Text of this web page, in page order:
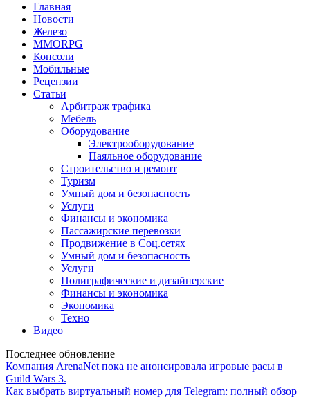
Главная
Новости
Железо
MMORPG
Консоли
Мобильные
Рецензии
Статьи
Арбитраж трафика
Мебель
Оборудование
Электрооборудование
Паяльное оборудование
Строительство и ремонт
Туризм
Умный дом и безопасность
Услуги
Финансы и экономика
Пассажирские перевозки
Продвижение в Соц.сетях
Умный дом и безопасность
Услуги
Полиграфические и дизайнерские
Финансы и экономика
Экономика
Техно
Видео
Последнее обновление
Компания ArenaNet пока не анонсировала игровые расы в
Guild Wars 3.
Как выбрать виртуальный номер для Telegram: полный обзор